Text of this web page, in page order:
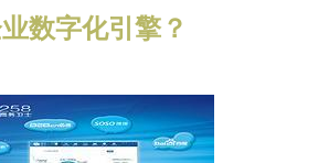
数字化引擎？